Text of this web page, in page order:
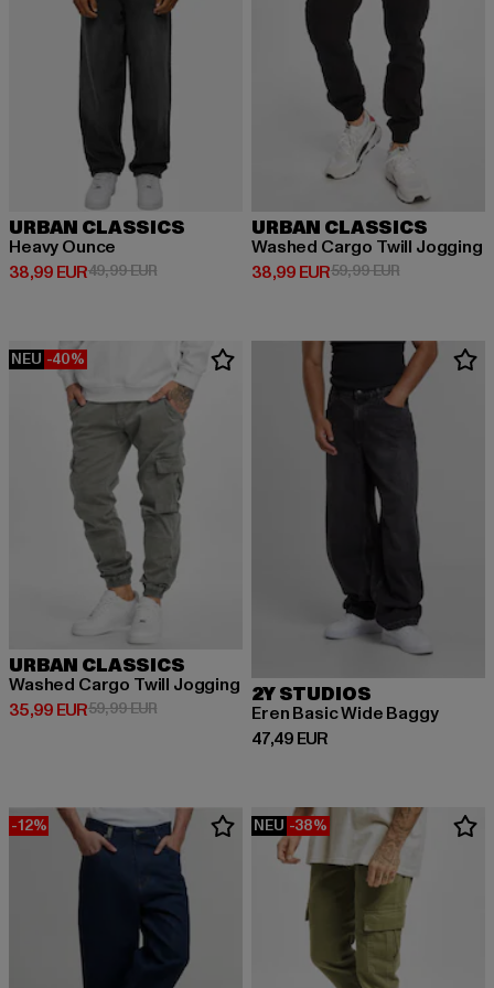
URBAN CLASSICS
Heavy Ounce
38,99 EUR
Derzeitiger Preis: 38,99 EUR
49,99 EURAktionspreis: 49,99 EUR
URBAN CLASSICS
Washed Cargo Twill Jogging
38,99 EUR
Derzeitiger Preis: 38,99 EUR
59,99 EURAktionspreis:
NEU -40%
URBAN CLASSICS
Washed Cargo Twill Jogging
35,99 EUR
Derzeitiger Preis: 35,99 EUR
59,99 EURAktionspreis: 59,99 EUR
2Y STUDIOS
Eren Basic Wide Baggy
47,49 EUR
Derzeitiger Preis: 47,49 EUR
-12% NEU -38%